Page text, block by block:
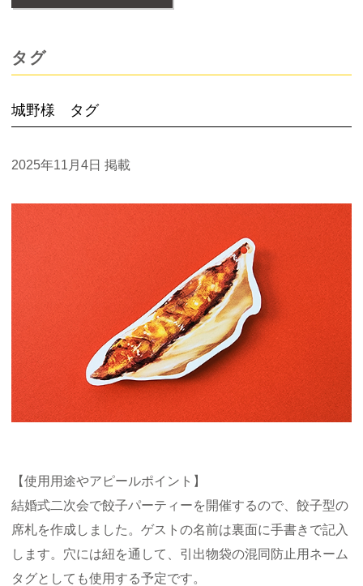
タグ
城野様 タグ
2025年11月4日 掲載
【使用用途やアピールポイント】
結婚式二次会で餃子パーティーを開催するので、餃子型の
席札を作成しました。ゲストの名前は裏面に手書きで記入
します。穴には紐を通して、引出物袋の混同防止用ネーム
タグとしても使用する予定です。